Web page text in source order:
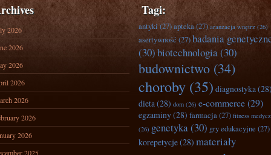
2026
2026
2026
2026
2026
2026
2026
2025
Tagi:
antyki(27)apteka(27) aranżacja wnętrz (26)
asertywność (27)badania
(30)biotechnologia(30)
budownictwo (34)
choroby (35) diagnostyka(28)
dieta(28) dom (26) e-commerce(29)
egzaminy(28) farmacja(27) fitness
(26) genetyka(30) gry edukacyjne (27)
korepetycje(28) materiały